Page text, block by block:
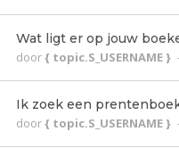
Wat ligt er op jouw
door{ topic.S_USERNAME }
Ik zoek een
door{ topic.S_USERNAME }